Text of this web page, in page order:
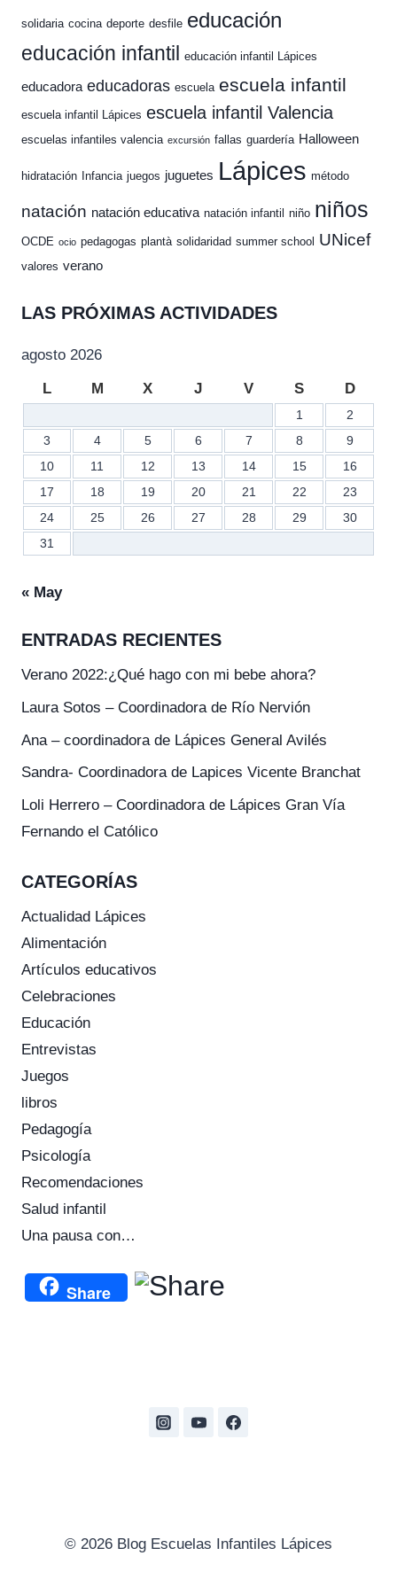
solidaria cocina deporte desfile educación
educación infantil educación infantil Lápices
educadora educadoras escuela escuela infantil
escuela infantil Lápices escuela infantil Valencia
escuelas infantiles valencia excursión fallas guardería Halloween
hidratación Infancia juegos juguetes Lápices método
natación natación educativa natación infantil niño niños
OCDE ocio pedagogas plantà solidaridad summer school UNicef
valores verano
LAS PRÓXIMAS ACTIVIDADES
agosto 2026
L M X J V S D
1
2
3
4 5 6 7 8
9
10
11 12 13 14 15
16
17
18 19 20 21 22
23
24
25 26 27 28 29
30
31
« May
ENTRADAS RECIENTES
Verano 2022:¿Qué hago con mi bebe ahora?
Laura Sotos – Coordinadora de Río Nervión
Ana – coordinadora de Lápices General Avilés
Sandra- Coordinadora de Lapices Vicente Branchat
Loli Herrero – Coordinadora de Lápices Gran Vía
Fernando el Católico
CATEGORÍAS
Actualidad Lápices
Alimentación
Artículos educativos
Celebraciones
Educación
Entrevistas
Juegos
libros
Pedagogía
Psicología
Recomendaciones
Salud infantil
Una pausa con…
Share
© 2026 Blog Escuelas Infantiles Lápices